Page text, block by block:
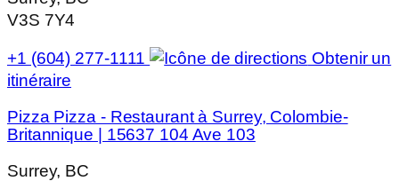
V3S 7Y4
+1 (604) 277-1111
Obtenir un
itinéraire
Pizza Pizza - Restaurant à Surrey, Colombie-
Britannique | 15637 104 Ave 103
Surrey, BC